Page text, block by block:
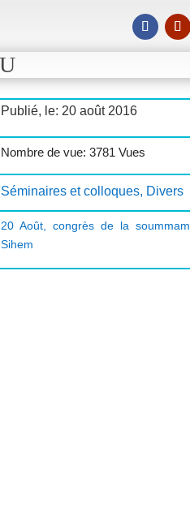
Publié, le: 20 août 2016
Nombre de vue: 3781 Vues
Séminaires et colloques, Divers
20 Août, congrès de la soummam
Sihem